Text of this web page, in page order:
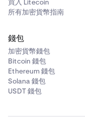
這包括利息費用、還
用。
• 資產：應用利息
• 類型：
• 費用：
• 時間：
買入 Litecoin
所有加密貨幣指南
錢包
加密貨幣錢包
Bitcoin 錢包
Ethereum 錢包
Solana 錢包
USDT 錢包